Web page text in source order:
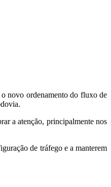
novo ordenamento do fluxo de
a atenção, principalmente nos
de tráfego e a manterem